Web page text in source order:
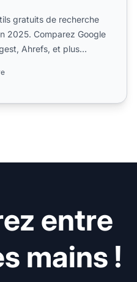
gratuits de recherche
2025. Comparez Google
Ahrefs, et plus
entre
mains !